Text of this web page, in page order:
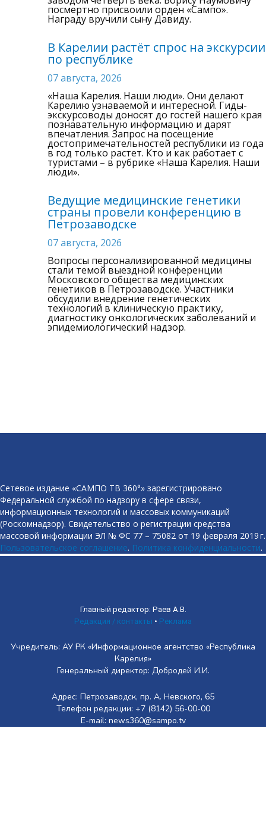
посмертно присвоили орден «Сампо».
Награду вручили сыну Давиду.
В Карелии растёт спрос на экскурсии
по республике
07 августа, 2026
«Наша Карелия. Наши люди». Они делают
Карелию узнаваемой и интересной. Гиды-
экскурсоводы доносят до гостей нашего края
познавательную информацию и дарят
впечатления. Запрос на посещение
достопримечательностей республики из года
в год только растет. Кто и как работает с
туристами – в рубрике «Наша Карелия. Наши
люди».
Ведущие медицинские генетики
страны провели конференцию в
Петрозаводске
07 августа, 2026
Вопросы персонализированной медицины
стали темой выездной конференции
Московского общества медицинских
генетиков в Петрозаводске. Участники
обсудили внедрение генетических
технологий в клиническую практику,
диагностику онкологических заболеваний и
эпидемиологический надзор.
Сетевое издание «САМПО ТВ 360°» зарегистрировано
Федеральной службой по надзору в сфере связи,
информационных технологий и массовых коммуникаций
(Роскомнадзор). Свидетельство о регистрации средства
массовой информации ЭЛ № ФС 77 – 75082 от 19 февраля 2019 г.
Пользовательское соглашение. Политика конфиденциальности.
Главный редактор: Раев А.В.
Редакция / контакты • Реклама
Учредитель: АУ РК «Информационное агентство «Республика
Карелия»
Генеральный директор: Добродей И.И.
Адрес: Петрозаводск, пр. А. Невского, 65
Телефон редакции: +7 (8142) 56-00-00
E-mail: news360@sampo.tv